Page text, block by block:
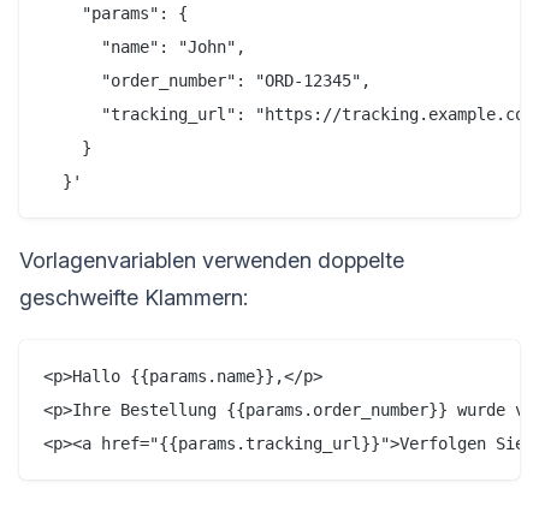
    "params": {
      "name": "John",
      "order_number": "ORD-12345",
"tracking_url": "https://
    }
Vorlagenvariablen verwenden doppelte
geschweifte Klammern:
<p>Hallo {{params.name}},</p>
<p>Ihre Bestellung {{params.order_number}} wurde